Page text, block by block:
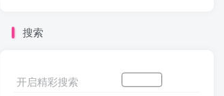
搜索
开启精彩搜索